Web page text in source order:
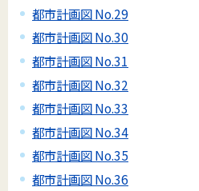
都市計画図 No.29
都市計画図 No.30
都市計画図 No.31
都市計画図 No.32
都市計画図 No.33
都市計画図 No.34
都市計画図 No.35
都市計画図 No.36